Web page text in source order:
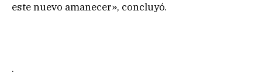
este nuevo amanecer», concluyó.
.